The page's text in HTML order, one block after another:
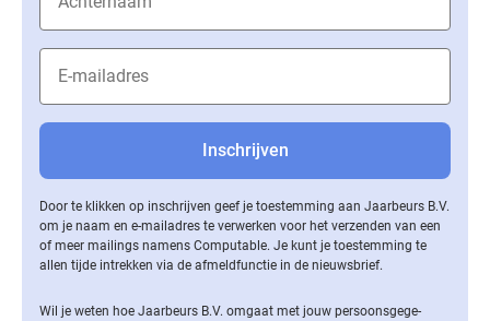
Door te klikken op inschrijven geef je toestemming aan Jaarbeurs B.V.
om je naam en e-mailadres te verwerken voor het verzenden van een
of meer mailings namens Computable. Je kunt je toestemming te
allen tijde intrekken via de af­meld­func­tie in de nieuwsbrief.
Wil je weten hoe Jaarbeurs B.V. omgaat met jouw per­soons­ge­ge­